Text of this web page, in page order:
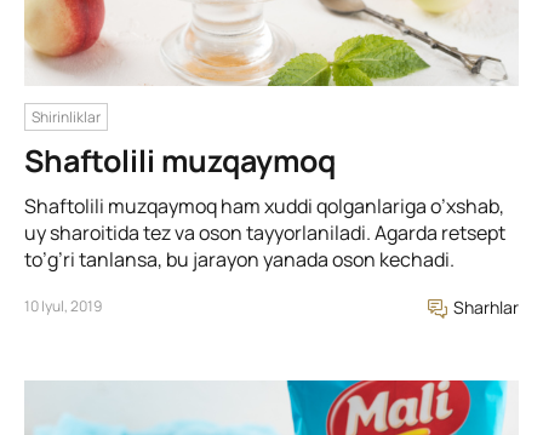
Shirinliklar
Shaftolili muzqaymoq
Shaftolili muzqaymoq ham xuddi qolganlariga o’xshab,
uy sharoitida tez va oson tayyorlaniladi. Agarda retsept
to’g’ri tanlansa, bu jarayon yanada oson kechadi.
10 Iyul, 2019 Sharhlar